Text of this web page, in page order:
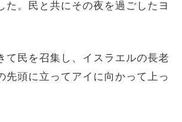
た。民と共にその夜を過ごしたヨ
て民を召集し、イスラエルの長老
先頭に立ってアイに向かって上っ